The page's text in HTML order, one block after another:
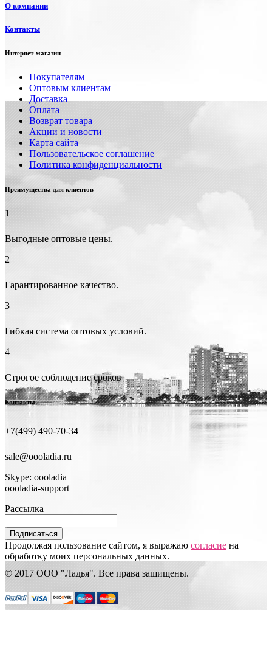
О компании
Контакты
Интернет-магазин
Покупателям
Оптовым клиентам
Доставка
Оплата
Возврат товара
Акции и новости
Карта сайта
Пользовательское соглашение
Политика конфиденциальности
Преимущества для клиентов
1
Выгодные оптовые цены.
2
Гарантированное качество.
3
Гибкая система оптовых условий.
4
Строгое соблюдение сроков
Контакты
+7(499) 490-70-34
sale@oooladia.ru
Skype: oooladia
oooladia-support
Рассылка
Подписаться
Продолжая пользование сайтом, я выражаю согласие на
обработку моих персональных данных.
© 2017 ООО "Ладья". Все права защищены.